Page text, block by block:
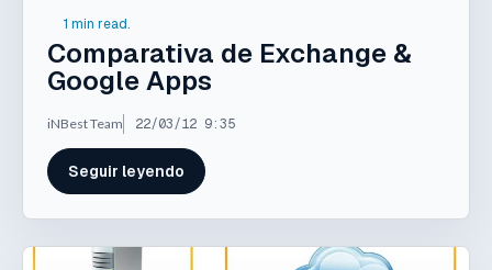
1 min read.
Comparativa de Exchange &
Google Apps
iNBest Team 22/03/12 9:35
Seguir leyendo